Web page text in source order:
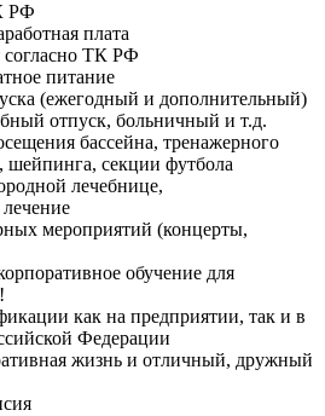
РФ
плата
ТК РФ
питание
(ежегодный и дополнительный)
отпуск, больничный и т.д.
бассейна, тренажерного
шейпинга, секции футбола
лечебнице,
лечение
мероприятий (концерты,
обучение для
как на предприятии, так и в
Федерации
жизнь и отличный, дружный